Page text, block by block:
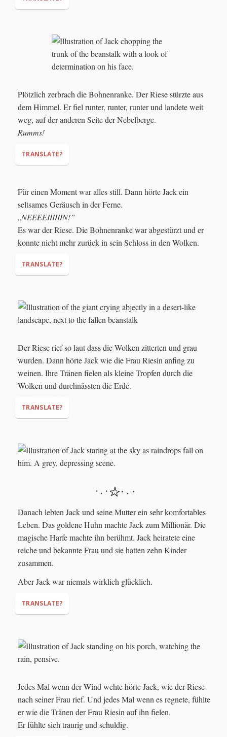
Whack! Whack! Whack!
Plötzlich zerbrach die Bohnenranke. Der Riese stürzte aus
dem Himmel. Er fiel runter, runter, runter und landete weit
weg, auf der anderen Seite der Nebelberge.
Rumms!
TRANSLATE?
Thud!
Für einen Moment war alles still. Dann hörte Jack ein
seltsames Geräusch in der Ferne.
„NEEEEIIIIIIN!”
Es war der Riese. Die Bohnenranke war abgestürzt und er
konnte nicht mehr zurück in sein Schloss in den Wolken.
TRANSLATE?
"NOOOOOOOOOOO!"
Der Riese rief so laut dass die Wolken zitterten und grau
wurden. Dann hörte Jack wie die Frau Riesin anfing zu
weinen. Ihre Tränen fielen als kleine Tropfen durch die
Wolken und durchnässten die Erde.
TRANSLATE?
Danach lebten Jack und seine Mutter ein sehr komfortables
Leben. Das goldene Huhn machte Jack zum Millionär. Die
magische Harfe machte ihn berühmt. Jack heiratete eine
reiche und bekannte Frau und sie hatten zehn Kinder
zusammen.
Aber Jack war niemals wirklich glücklich.
TRANSLATE?
Jedes Mal wenn der Wind wehte hörte Jack, wie der Riese
nach seiner Frau rief. Und jedes Mal wenn es regnete, fühlte
er wie die Tränen der Frau Riesin auf ihn fielen.
Er fühlte sich traurig und schuldig.